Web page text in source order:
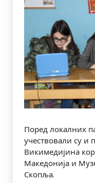
Поред локалних
учествовали су и
Викимедијина
Македонија и
Скопља.